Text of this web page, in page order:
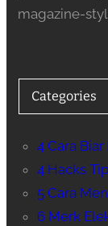
magazine-
Categories
4 Cara
4 Hacks
5 Cara
6 Merk